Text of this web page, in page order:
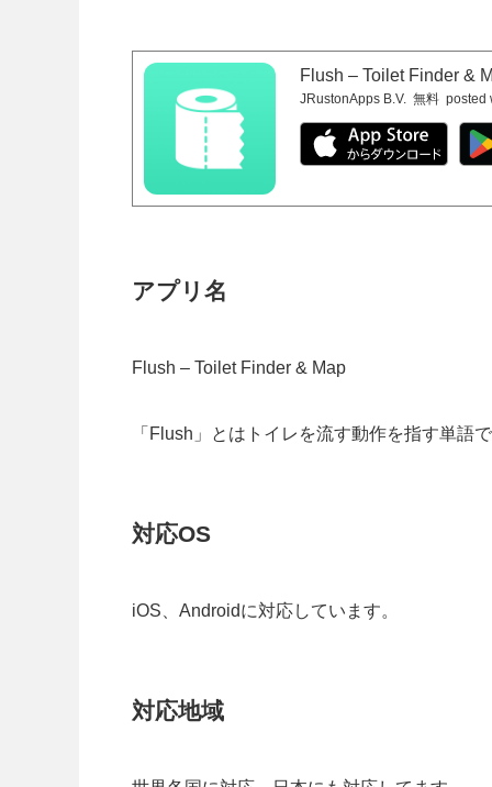
Flush – Toilet Finder &
JRustonApps B.V. 無料 posted
アプリ名
Flush – Toilet Finder & Map
「Flush」とはトイレを流す動作を指す単語
対応OS
iOS、Androidに対応しています。
対応地域